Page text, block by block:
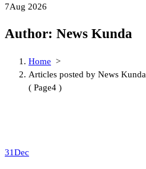
7Aug 2026
Author: News Kunda
Home >
Articles posted by News Kunda
( Page4 )
31Dec